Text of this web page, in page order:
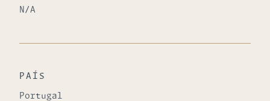
N/A
PAÍS
Portugal